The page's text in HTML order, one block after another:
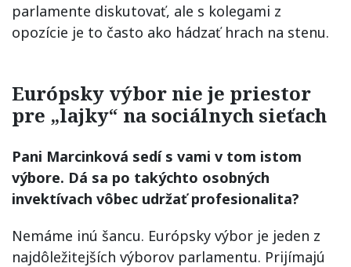
parlamente diskutovať, ale s kolegami z
opozície je to často ako hádzať hrach na stenu.
Európsky výbor nie je priestor
pre „lajky“ na sociálnych sieťach
Pani Marcinková sedí s vami v tom istom
výbore. Dá sa po takýchto osobných
invektívach vôbec udržať profesionalita?
Nemáme inú šancu. Európsky výbor je jeden z
najdôležitejších výborov parlamentu. Prijímajú